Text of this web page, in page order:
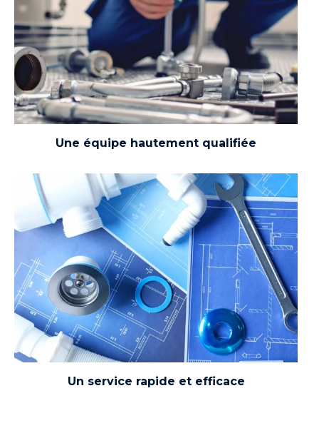
Grâce à notre expérience et à notre sens du
service, vous bénéficiez d’un accompagnement de
confiance, du premier contact à la fin du chantier.
Une équipe hautement qualifiée
Avec Plombiers-Local, vous avez l’assurance d’un
travail rigoureux, conforme aux réglementations
environnementales et sanitaires, pour une
tranquillité durable.
Un service rapide et efficace